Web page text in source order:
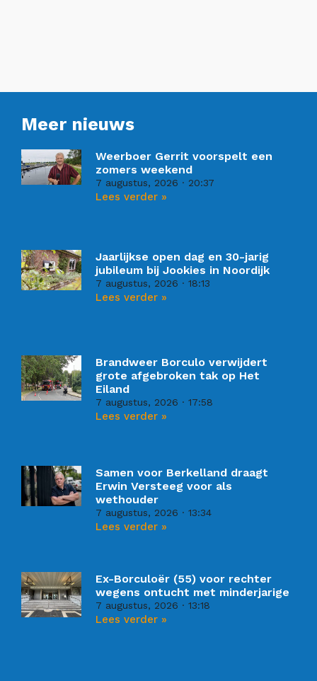
Meer nieuws
Weerboer Gerrit voorspelt een
zomers weekend
7 augustus, 2026 20:37
Lees verder »
Jaarlijkse open dag en 30-jarig
jubileum bij Jookies in Noordijk
7 augustus, 2026 18:13
Lees verder »
Brandweer Borculo verwijdert
grote afgebroken tak op Het
Eiland
7 augustus, 2026 17:58
Lees verder »
Samen voor Berkelland draagt
Erwin Versteeg voor als
wethouder
7 augustus, 2026 13:34
Lees verder »
Ex-Borculoër (55) voor rechter
wegens ontucht met minderjarige
7 augustus, 2026 13:18
Lees verder »